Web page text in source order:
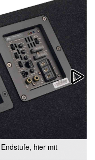
hier mit